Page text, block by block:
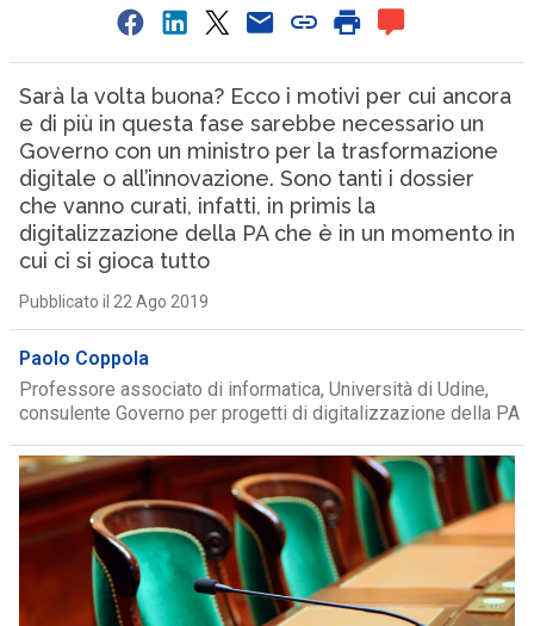
Sarà la volta buona? Ecco i motivi per cui ancora
e di più in questa fase sarebbe necessario un
Governo con un ministro per la trasformazione
digitale o all’innovazione. Sono tanti i dossier
che vanno curati, infatti, in primis la
digitalizzazione della PA che è in un momento in
cui ci si gioca tutto
Pubblicato il 22 Ago 2019
Paolo Coppola
Professore associato di informatica, Università di Udine,
consulente Governo per progetti di digitalizzazione della PA